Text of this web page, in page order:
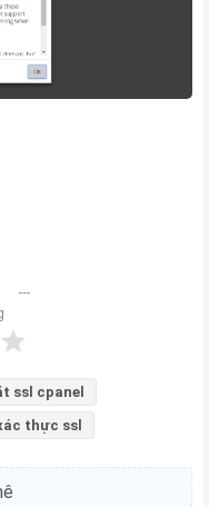
ssl cpanel
thực ssl